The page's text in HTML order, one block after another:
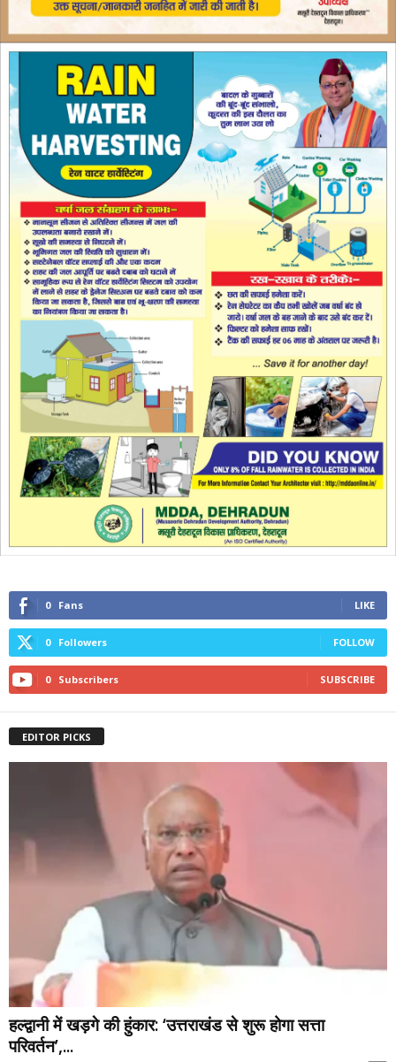
0 Fans LIKE
0 Followers FOLLOW
0 Subscribers SUBSCRIBE
EDITOR PICKS
हल्द्वानी में खड़गे की हुंकार: ‘उत्तराखंड से शुरू होगा सत्ता
परिवर्तन’,...